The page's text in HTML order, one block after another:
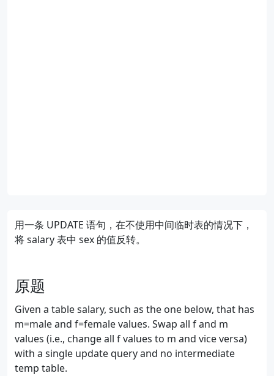
用一条 UPDATE 语句，在不使用中间临时表的情况下，
将 salary 表中 sex 的值反转。
原题
Given a table salary, such as the one below, that has
m=male and f=female values. Swap all f and m
values (i.e., change all f values to m and vice versa)
with a single update query and no intermediate
temp table.